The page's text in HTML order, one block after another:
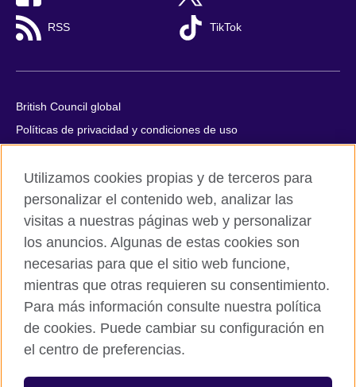
RSS TikTok
British Council global
Políticas de privacidad y condiciones de uso
Cookies
Quejas y comentarios
Mapa del sitio
© 2026 British Council
All cultural activities in Mexico are carried out by British Council
Asociados A.C., a not-for-profit entity established to undertake
cultural activities, including the promotion and diffusion of British
culture in Mexico, the fostering of cultural relations and mutual
understanding, the promotion of the English language, and the
forms of cooperation between the United Kingdom and Mexico.
Utilizamos cookies propias y de terceros para
personalizar el contenido web, analizar las
visitas a nuestras páginas web y personalizar
los anuncios. Algunas de estas cookies son
necesarias para que el sitio web funcione,
mientras que otras requieren su consentimiento.
Para más información consulte nuestra política
de cookies. Puede cambiar su configuración en
el centro de preferencias.